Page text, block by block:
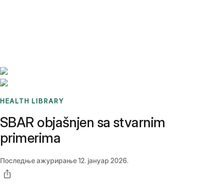
HEALTH LIBRARY
SBAR objašnjen sa stvarnim
primerima
Последње ажурирање12. јануар 2026.